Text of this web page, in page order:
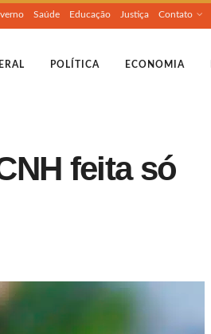
Saúde Educação Justiça Contato
POLÍTICA ECONOMIA
feita só